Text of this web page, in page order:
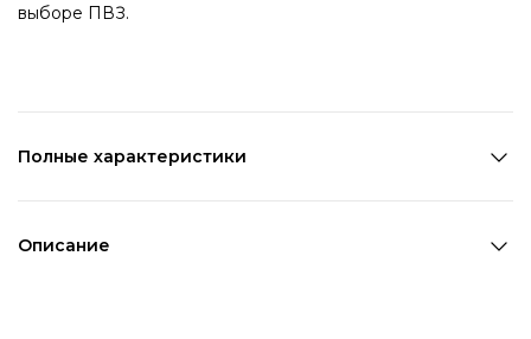
выборе ПВЗ.
Полные характеристики
Описание